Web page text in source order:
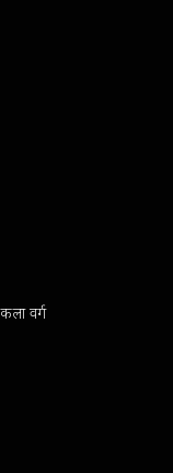
वर्ग